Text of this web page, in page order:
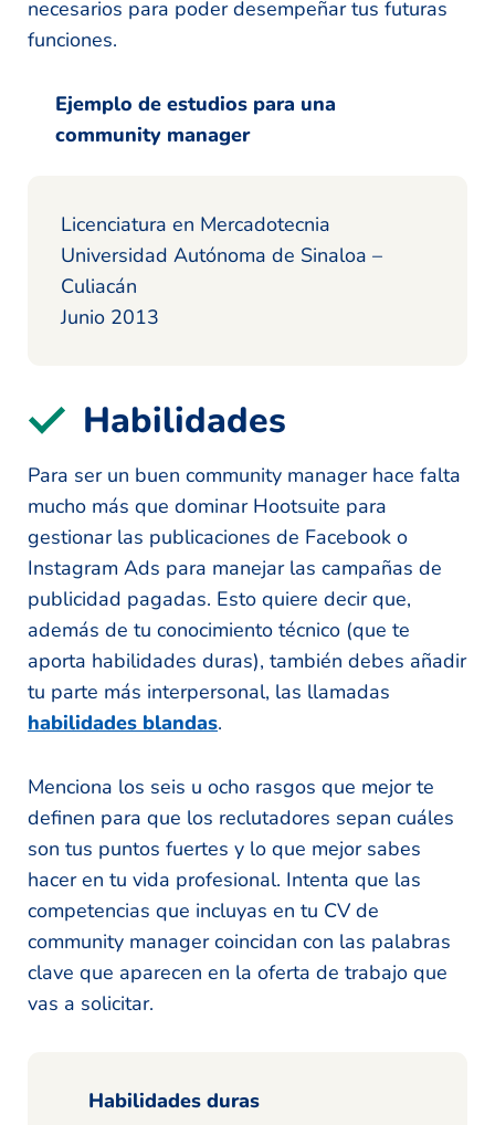
necesarios para poder desempeñar tus futuras
funciones.
Ejemplo de estudios para una
community manager
Licenciatura en Mercadotecnia
Universidad Autónoma de Sinaloa –
Culiacán
Junio 2013
Habilidades
Para ser un buen community manager hace falta
mucho más que dominar Hootsuite para
gestionar las publicaciones de Facebook o
Instagram Ads para manejar las campañas de
publicidad pagadas. Esto quiere decir que,
además de tu conocimiento técnico (que te
aporta habilidades duras), también debes añadir
tu parte más interpersonal, las llamadas
habilidades blandas.
Menciona los seis u ocho rasgos que mejor te
definen para que los reclutadores sepan cuáles
son tus puntos fuertes y lo que mejor sabes
hacer en tu vida profesional. Intenta que las
competencias que incluyas en tu CV de
community manager coincidan con las palabras
clave que aparecen en la oferta de trabajo que
vas a solicitar.
Habilidades duras